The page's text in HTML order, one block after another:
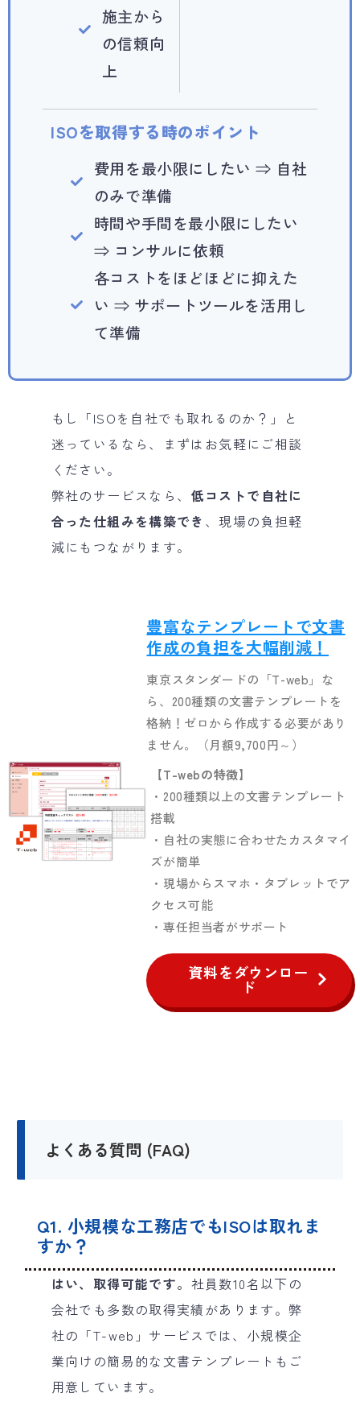
施主から
の信頼向
上
ISOを取得する時のポイント
費用を最小限にしたい ⇒ 自社
のみで準備
時間や手間を最小限にしたい
⇒ コンサルに依頼
各コストをほどほどに抑えた
い ⇒ サポートツールを活用し
て準備
もし「ISOを自社でも取れるのか？」と
迷っているなら、まずはお気軽にご相談
ください。
弊社のサービスなら、 低コストで自社に
合った仕組みを構築でき 、現場の負担軽
減にもつながります。
豊富なテンプレートで文書
作成の負担を大幅削減！
東京スタンダードの「T-web」な
ら、200種類の文書テンプレートを
格納！ゼロから作成する必要があり
ません。（月額9,700円～）
【T-webの特徴】
・200種類以上の文書テンプレート
搭載
・自社の実態に合わせたカスタマイ
ズが簡単
・現場からスマホ・タブレットでア
クセス可能
・専任担当者がサポート
資料をダウンロー
ド
よくある質問 (FAQ)
Q1. 小規模な工務店でもISOは取れま
すか？
はい、取得可能です。 社員数10名以下の
会社でも多数の取得実績があります。弊
社の「T-web」サービスでは、小規模企
業向けの簡易的な文書テンプレートもご
用意しています。